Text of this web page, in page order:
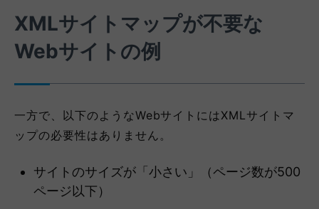
XMLサイトマップが不要な
Webサイトの例
一方で、以下のようなWebサイトにはXMLサイトマ
ップの必要性はありません。
サイトのサイズが「小さい」（ページ数が500
ページ以下）